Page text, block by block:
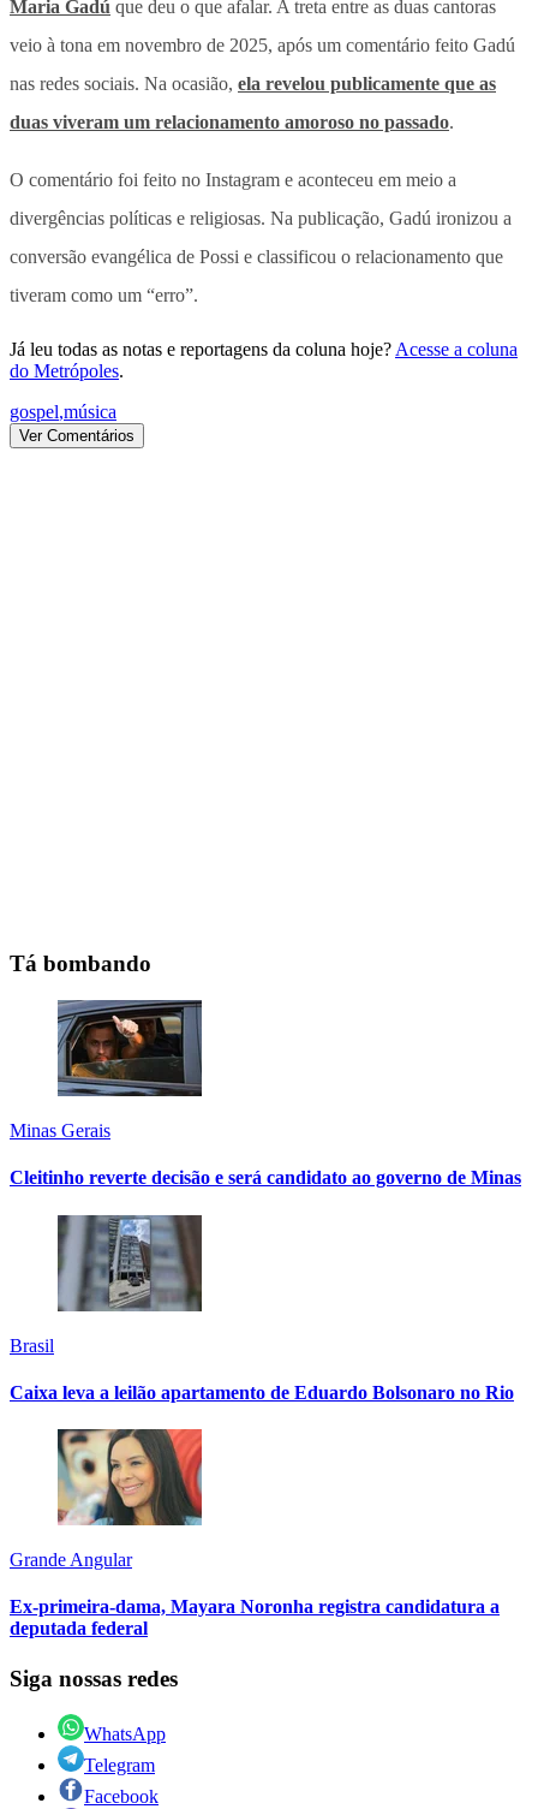
Maria Gadú que deu o que afalar. A treta entre as duas cantoras
veio à tona em novembro de 2025, após um comentário feito Gadú
nas redes sociais. Na ocasião, ela revelou publicamente que as
duas viveram um relacionamento amoroso no passado.
O comentário foi feito no Instagram e aconteceu em meio a
divergências políticas e religiosas. Na publicação, Gadú ironizou a
conversão evangélica de Possi e classificou o relacionamento que
tiveram como um “erro”.
Já leu todas as notas e reportagens da coluna hoje? Acesse a coluna
do Metrópoles.
gospel,música
Ver Comentários
Tá bombando
Minas Gerais
Cleitinho reverte decisão e será candidato ao governo de Minas
Brasil
Caixa leva a leilão apartamento de Eduardo Bolsonaro no Rio
Grande Angular
Ex-primeira-dama, Mayara Noronha registra candidatura a
deputada federal
Siga nossas redes
WhatsApp
Telegram
Facebook